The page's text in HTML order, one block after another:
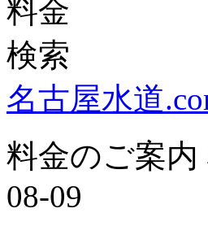
名古屋水道
料金のご案内
08-09